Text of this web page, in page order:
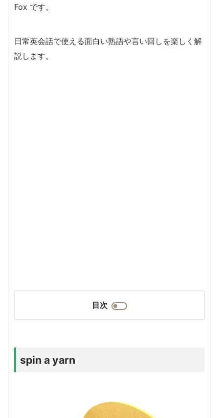
Fox です。
日常英会話で使える面白い熟語や言い回しを楽しく解
説します。
目次
spin a yarn